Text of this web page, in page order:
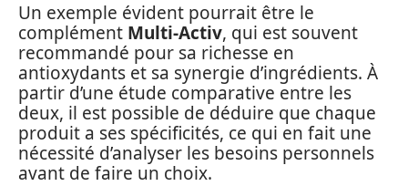
Un exemple évident pourrait être le
complément Multi-Activ, qui est souvent
recommandé pour sa richesse en
antioxydants et sa synergie d’ingrédients. À
partir d’une étude comparative entre les
deux, il est possible de déduire que chaque
produit a ses spécificités, ce qui en fait une
nécessité d’analyser les besoins personnels
avant de faire un choix.